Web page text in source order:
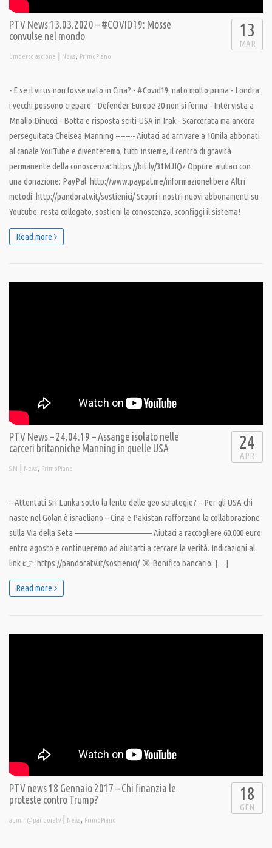
PTV News 13.03.2020 – #COVID19: Mosse
convulse nel mondo
umberto ascione | News, PrimoPiano
13
MAR
- E se il virus non fosse nato in Cina? - #Covid19: nato molto prima - Londra:
i vecchi possono crepare - Defender Europe 20 non si ferma - Intervista a
Mnalio Dinucci - Botta e risposta sciiti-USA in Irak - Scarcerata ma ancora
perseguitata Chelsea Manning -------- Aiutaci ad arrivare a 10mila abbonati
al canale YouTube e diventeremo, tutti insieme, il centro di gravità
permanente della conoscenza: https://bit.ly/31MJIQz Oppure aiutaci con
una donazione: PayPal: http://www.paypal.me/informazionelibera Altri
metodi: http://pandoratv.it/sostienici/ Scopri i nostri nuovi abbonamenti su
Youtube: resta collegato, sostieni la conoscenza, sconfiggi il sistema!
Read more
PTV News – 24.04.19 – Assange isolato nelle
carceri britanniche Manning in quelle USA
S M | News, PrimoPiano
24
APR
– Attentati Sri Lanka sotto la lente delle geo strategie? – Per gli USA chi
nasce nel Golan è israeliano – Cina e Pakistan rafforzano la collaborazione
sulla Via della Seta ———————————– Aiutaci a raccogliere 60.000 euro
entro agosto e continueremo ad aiutarti a cercare la verità. Indicazioni al
link 👉 :https://pandoratv.it/sostienici/ 🎯 Bonifico bancario: […]
Read more
PTV news 18 Gennaio 2017 – Chi finanzia le
proteste contro Trump?
admin@pandoratv | News, PrimoPiano
18
GEN